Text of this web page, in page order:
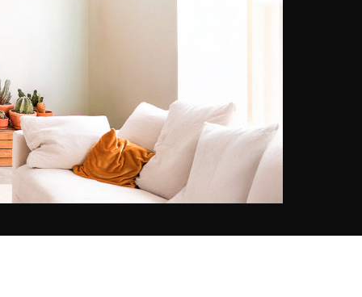
favoriete werelddeel – Afrika – te
reizen en gaat vaak alleen op pad.
Met haar fototoestel in de aanslag
gaat ze op zoek naar een nieuw,
ongerept stukje paradijs. Ze blijft